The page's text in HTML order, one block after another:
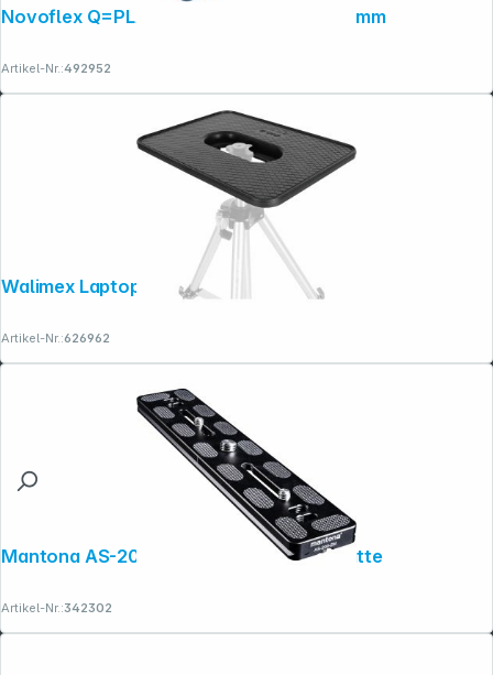
Novoflex Q=PLATE PL 2 Klemmplatte 84mm
Artikel-Nr.:492952
Walimex Laptop- und Projektorplatte
Artikel-Nr.:626962
Mantona AS-200-2M Schnellwechselplatte
Artikel-Nr.:342302